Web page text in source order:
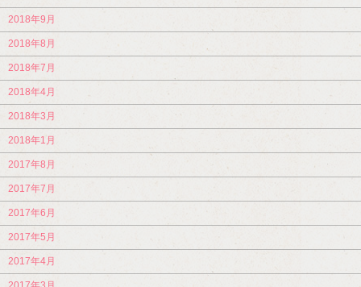
2018年9月
2018年8月
2018年7月
2018年4月
2018年3月
2018年1月
2017年8月
2017年7月
2017年6月
2017年5月
2017年4月